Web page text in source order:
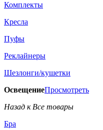
Комплекты
Кресла
Пуфы
Реклайнеры
Шезлонги/кушетки
ОсвещениеПросмотреть
Назад к Все товары
Бра